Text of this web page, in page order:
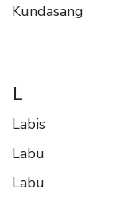
Kundasang
L
Labis
Labu
Labu